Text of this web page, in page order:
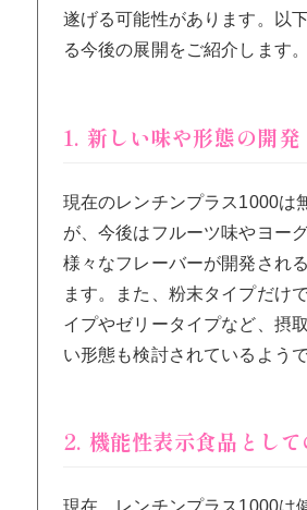
遂げる可能性があります。以
る今後の展開をご紹介します。
1. 新しい味や形態の開発
現在のレンチンプラス1000は
が、今後はフルーツ味やヨー
様々なフレーバーが開発され
ます。また、粉末タイプだけ
イプやゼリータイプなど、摂
い形態も検討されているようで
2. 機能性表示食品として
現在、レンチンプラス1000は